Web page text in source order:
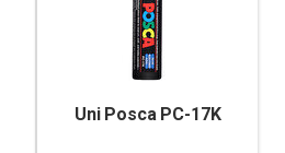
Uni Posca PC-17K